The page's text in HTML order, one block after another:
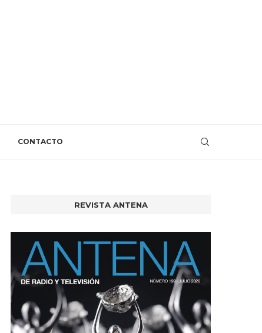
CONTACTO
REVISTA ANTENA